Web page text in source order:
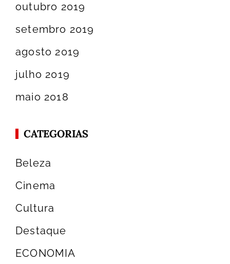
outubro 2019
setembro 2019
agosto 2019
julho 2019
maio 2018
CATEGORIAS
Beleza
Cinema
Cultura
Destaque
ECONOMIA